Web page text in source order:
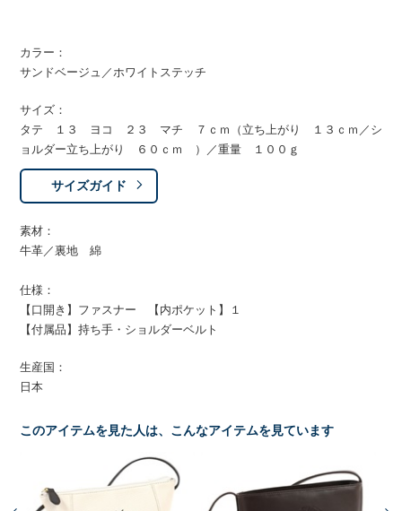
カラー：
サンドベージュ／ホワイトステッチ
サイズ：
タテ １３ ヨコ ２３ マチ ７ｃｍ（立ち上がり １３ｃｍ／シ
ョルダー立ち上がり ６０ｃｍ ）／重量 １００ｇ
サイズガイド
素材：
牛革／裏地 綿
仕様：
【口開き】ファスナー 【内ポケット】１
【付属品】持ち手・ショルダーベルト
生産国：
日本
このアイテムを見た人は、こんなアイテムを見ています